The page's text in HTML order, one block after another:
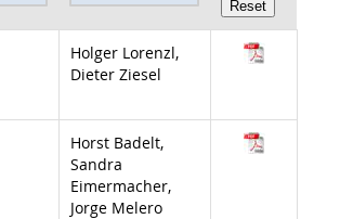
Holger Lorenzl,
Dieter Ziesel
Horst Badelt,
Sandra
Eimermacher,
Jorge Melero